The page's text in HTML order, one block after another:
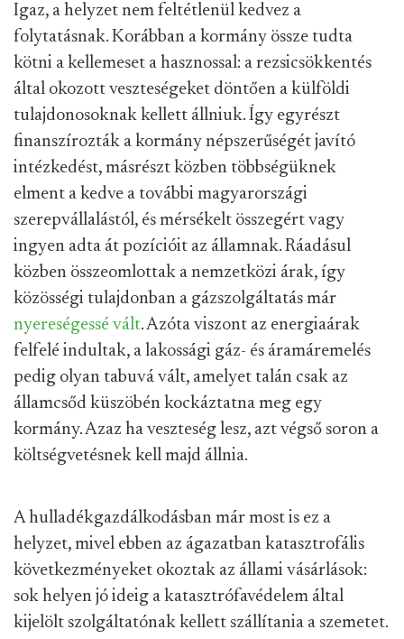
Igaz, a helyzet nem feltétlenül kedvez a
folytatásnak. Korábban a kormány össze tudta
kötni a kellemeset a hasznossal: a rezsicsökkentés
által okozott veszteségeket döntően a külföldi
tulajdonosoknak kellett állniuk. Így egyrészt
finanszírozták a kormány népszerűségét javító
intézkedést, másrészt közben többségüknek
elment a kedve a további magyarországi
szerepvállalástól, és mérsékelt összegért vagy
ingyen adta át pozícióit az államnak. Ráadásul
közben összeomlottak a nemzetközi árak, így
közösségi tulajdonban a gázszolgáltatás már
nyereségessé vált. Azóta viszont az energiaárak
felfelé indultak, a lakossági gáz- és áramáremelés
pedig olyan tabuvá vált, amelyet talán csak az
államcsőd küszöbén kockáztatna meg egy
kormány. Azaz ha veszteség lesz, azt végső soron a
költségvetésnek kell majd állnia.
A hulladékgazdálkodásban már most is ez a
helyzet, mivel ebben az ágazatban katasztrofális
következményeket okoztak az állami vásárlások:
sok helyen jó ideig a katasztrófavédelem által
kijelölt szolgáltatónak kellett szállítania a szemetet.